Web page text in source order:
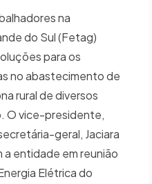
na
do Sul (Fetag)
para os
no abastecimento de
rural de diversos
O vice-presidente,
geral, Jaciara
a entidade em reunião
Elétrica do